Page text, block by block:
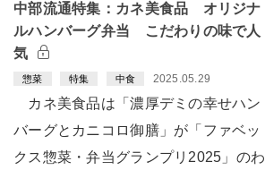
中部流通特集：カネ美食品 オリジナ
ルハンバーグ弁当 こだわりの味で人
気
惣菜 特集 中食 2025.05.29
カネ美食品は「濃厚デミの幸せハン
バーグとカニコロ御膳」が「ファベッ
クス惣菜・弁当グランプリ2025」のわ